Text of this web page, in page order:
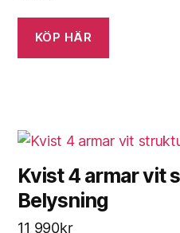
KÖP HÄR
Kvist 4 armar vit
Belysning
11 990kr